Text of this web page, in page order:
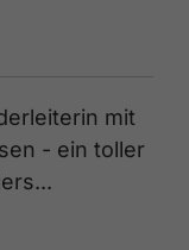
mit
- ein toller